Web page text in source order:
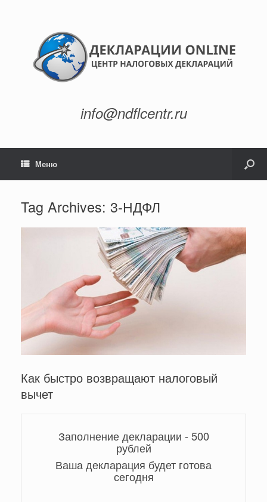
info@ndflcentr.ru
Меню
Tag Archives: 3-НДФЛ
Как быстро возвращают налоговый
вычет
Заполнение декларации - 500
рублей
Ваша декларация будет готова
сегодня